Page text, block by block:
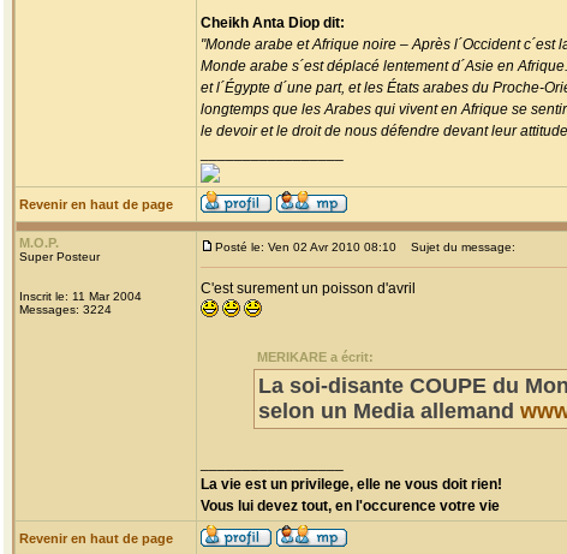
Cheikh Anta Diop dit:
"Monde arabe et Afrique noire – Après l´Occident
Monde arabe s´est déplacé lentement d´Asie en
et l´Égypte d´une part, et les États arabes du Proche-
longtemps que les Arabes qui vivent en Afrique se
le devoir et le droit de nous défendre devant leur
Revenir en haut de page
M.O.P.
Super Posteur
Inscrit le: 11 Mar 2004
Messages: 3224
Posté le: Ven 02 Avr 2010 08:10 Sujet du message:
C'est surement un poisson d'avril
MERIKARE a écrit:
La soi-disante COUPE du
selon un Media allemand
La vie est un privilege, elle ne vous doit rien!
Vous lui devez tout, en l'occurence votre vie
Revenir en haut de page